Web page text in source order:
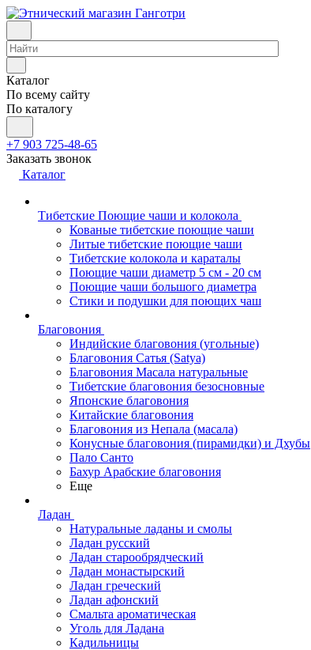
Каталог
По всему сайту
По каталогу
+7 903 725-48-65
Заказать звонок
Каталог
Тибетские Поющие чаши и колокола
Кованые тибетские поющие чаши
Литые тибетские поющие чаши
Тибетские колокола и караталы
Поющие чаши диаметр 5 см - 20 см
Поющие чаши большого диаметра
Стики и подушки для поющих чаш
Благовония
Индийские благовония (угольные)
Благовония Сатья (Satya)
Благовония Масала натуральные
Тибетские благовония безосновные
Японские благовония
Китайские благовония
Благовония из Непала (масала)
Конусные благовония (пирамидки) и Дхубы
Пало Санто
Бахур Арабские благовония
Еще
Ладан
Натуральные ладаны и смолы
Ладан русский
Ладан старообрядческий
Ладан монастырский
Ладан греческий
Ладан афонский
Смальта ароматическая
Уголь для Ладана
Кадильницы